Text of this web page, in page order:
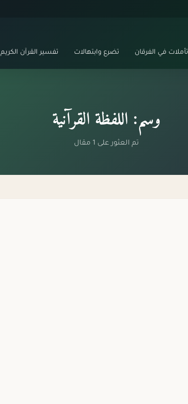
تأملات في الفرقان تضرع وابتهالات تفسير القرآن الكريم
وسم: اللفظة القرآنية
تم العثور على 1 مقال